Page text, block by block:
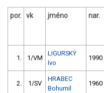
por. vk jméno nar.
1. 1/VM
LIGURSKÝ
Ivo
1990
2. 1/SV
HRABEC
Bohumil
1960